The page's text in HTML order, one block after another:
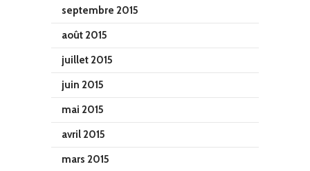
septembre 2015
août 2015
juillet 2015
juin 2015
mai 2015
avril 2015
mars 2015